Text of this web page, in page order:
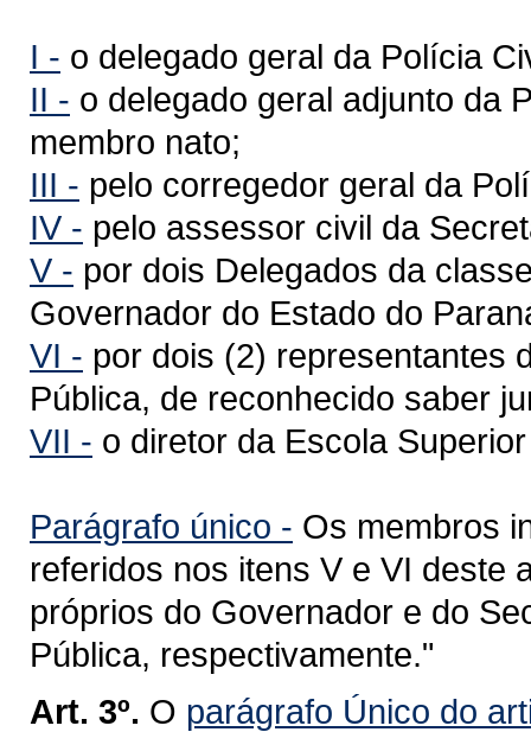
I - o delegado geral da Polícia
II - o delegado geral adjunto da
membro nato;
III - pelo corregedor geral da
IV - pelo assessor civil da
V - por dois Delegados da
Governador do Estado do
VI - por dois (2) representantes
Pública, de reconhecido saber
VII - o diretor da Escola
Parágrafo único - Os membros
referidos nos itens V e VI deste
próprios do Governador e do
Pública, respectivamente."
Art. 3º. O parágrafo Único do